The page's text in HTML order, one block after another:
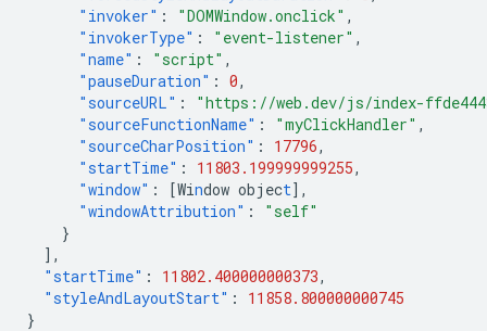
"invoker" : "DOMWindow.onclick" ,
"invokerType" : "event-listener" ,
"name" : "script" ,
"pauseDuration" : 0,
"sourceURL" :
"https://web.dev/js/index-
"sourceFunctionName" : "myClickHandler" ,
"sourceCharPosition" : 17796,
"startTime" : 11803.199999999255,
"window" : [Window object],
"windowAttribution" :
"self"
}
],
"startTime" : 11802.400000000373,
"styleAndLayoutStart" :
11858.800000000745
}